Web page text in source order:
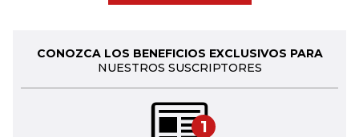
CONOZCA LOS BENEFICIOS EXCLUSIVOS PARA
NUESTROS SUSCRIPTORES
1